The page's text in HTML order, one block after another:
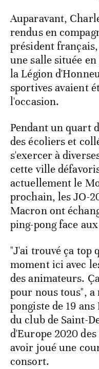
Auparavant,
rendus en
président
une salle située
la Légion
sportives avaient
l'occasion.
Pendant un quart
des écoliers et
s'exercer à
cette ville
actuellement le
prochain, les JO-
Macron ont
ping-pong face
"J'ai trouvé ça top
moment ici avec
des animateurs.
pour nous tous", a
pongiste de 19
du club de Saint-
d'Europe 2020
avoir joué une
consort.